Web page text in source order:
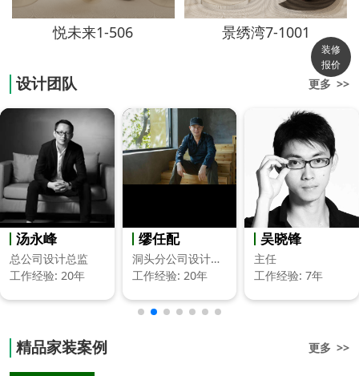
悦未来1-506 景绣湾7-1001
设计团队 更多 >>
缪任配
工作经验: 20年
吴晓锋
主任
工作经验: 7年
陈宣毓
设计总监
工作经验: 20年
精品家装案例 更多 >>
装修
报价